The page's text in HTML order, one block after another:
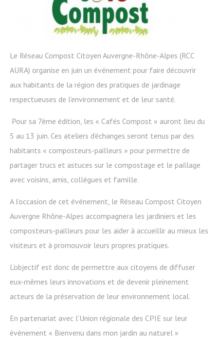
Le Réseau Compost Citoyen Auvergne-Rhône-Alpes (RCC
AURA) organise en juin un événement pour faire découvrir
aux habitants de la région des pratiques de jardinage
respectueuses de l’environnement et de leur santé.
Pour sa 7ème édition, les « Cafés Compost » auront lieu du
5 au 13 juin. Ces ateliers d’échanges seront tenus par des
habitants « composteurs-pailleurs » pour permettre de
partager trucs et astuces sur le compostage et le paillage
avec voisins, amis, collègues et famille.
A l’occasion de cet événement, le Réseau Compost Citoyen
Auvergne Rhône-Alpes accompagnera les jardiniers et les
composteurs-pailleurs pour les aider à accueillir au mieux les
visiteurs et à promouvoir leurs propres pratiques.
L’objectif est donc de permettre aux citoyens de diffuser
eux-mêmes leurs innovations et de devenir pleinement
acteurs de la préservation de leur environnement local.
En partenariat avec l’Union régionale des CPIE sur leur
évènement « Bienvenu dans mon jardin au naturel »